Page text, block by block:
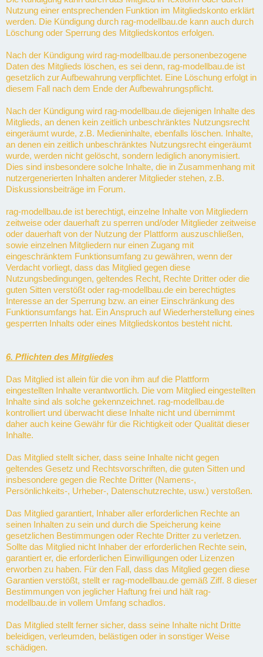
Nutzung einer entsprechenden Funktion im Mitgliedskonto erklärt
werden. Die Kündigung durch rag-modellbau.de kann auch durch
Löschung oder Sperrung des Mitgliedskontos erfolgen.
Nach der Kündigung wird rag-modellbau.de personenbezogene
Daten des Mitglieds löschen, es sei denn, rag-modellbau.de ist
gesetzlich zur Aufbewahrung verpflichtet. Eine Löschung erfolgt in
diesem Fall nach dem Ende der Aufbewahrungspflicht.
Nach der Kündigung wird rag-modellbau.de diejenigen Inhalte des
Mitglieds, an denen kein zeitlich unbeschränktes Nutzungsrecht
eingeräumt wurde, z.B. Medieninhalte, ebenfalls löschen. Inhalte,
an denen ein zeitlich unbeschränktes Nutzungsrecht eingeräumt
wurde, werden nicht gelöscht, sondern lediglich anonymisiert.
Dies sind insbesondere solche Inhalte, die in Zusammenhang mit
nutzergenerierten Inhalten anderer Mitglieder stehen, z.B.
Diskussionsbeiträge im Forum.
rag-modellbau.de ist berechtigt, einzelne Inhalte von Mitgliedern
zeitweise oder dauerhaft zu sperren und/oder Mitglieder zeitweise
oder dauerhaft von der Nutzung der Plattform auszuschließen,
sowie einzelnen Mitgliedern nur einen Zugang mit
eingeschränktem Funktionsumfang zu gewähren, wenn der
Verdacht vorliegt, dass das Mitglied gegen diese
Nutzungsbedingungen, geltendes Recht, Rechte Dritter oder die
guten Sitten verstößt oder rag-modellbau.de ein berechtigtes
Interesse an der Sperrung bzw. an einer Einschränkung des
Funktionsumfangs hat. Ein Anspruch auf Wiederherstellung eines
gesperrten Inhalts oder eines Mitgliedskontos besteht nicht.
6. Pflichten des Mitgliedes
Das Mitglied ist allein für die von ihm auf die Plattform
eingestellten Inhalte verantwortlich. Die vom Mitglied eingestellten
Inhalte sind als solche gekennzeichnet. rag-modellbau.de
kontrolliert und überwacht diese Inhalte nicht und übernimmt
daher auch keine Gewähr für die Richtigkeit oder Qualität dieser
Inhalte.
Das Mitglied stellt sicher, dass seine Inhalte nicht gegen
geltendes Gesetz und Rechtsvorschriften, die guten Sitten und
insbesondere gegen die Rechte Dritter (Namens-,
Persönlichkeits-, Urheber-, Datenschutzrechte, usw.) verstoßen.
Das Mitglied garantiert, Inhaber aller erforderlichen Rechte an
seinen Inhalten zu sein und durch die Speicherung keine
gesetzlichen Bestimmungen oder Rechte Dritter zu verletzen.
Sollte das Mitglied nicht Inhaber der erforderlichen Rechte sein,
garantiert er, die erforderlichen Einwilligungen oder Lizenzen
erworben zu haben. Für den Fall, dass das Mitglied gegen diese
Garantien verstößt, stellt er rag-modellbau.de gemäß Ziff. 8 dieser
Bestimmungen von jeglicher Haftung frei und hält rag-
modellbau.de in vollem Umfang schadlos.
Das Mitglied stellt ferner sicher, dass seine Inhalte nicht Dritte
beleidigen, verleumden, belästigen oder in sonstiger Weise
schädigen.